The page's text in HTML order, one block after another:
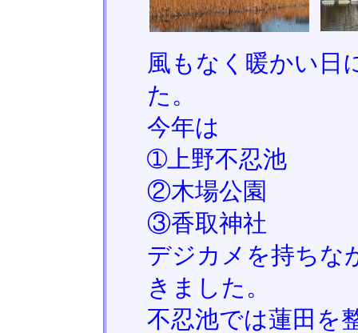
風もなく暖かい日
た。
今年は
➀上野不忍池
②木場公園
③香取神社
デジカメを持ちな
きました。
不忍池では蓮田を